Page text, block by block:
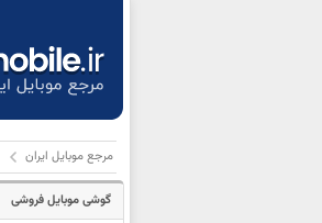
مرجع موبایل ایران
گوشی موبایل فروشی